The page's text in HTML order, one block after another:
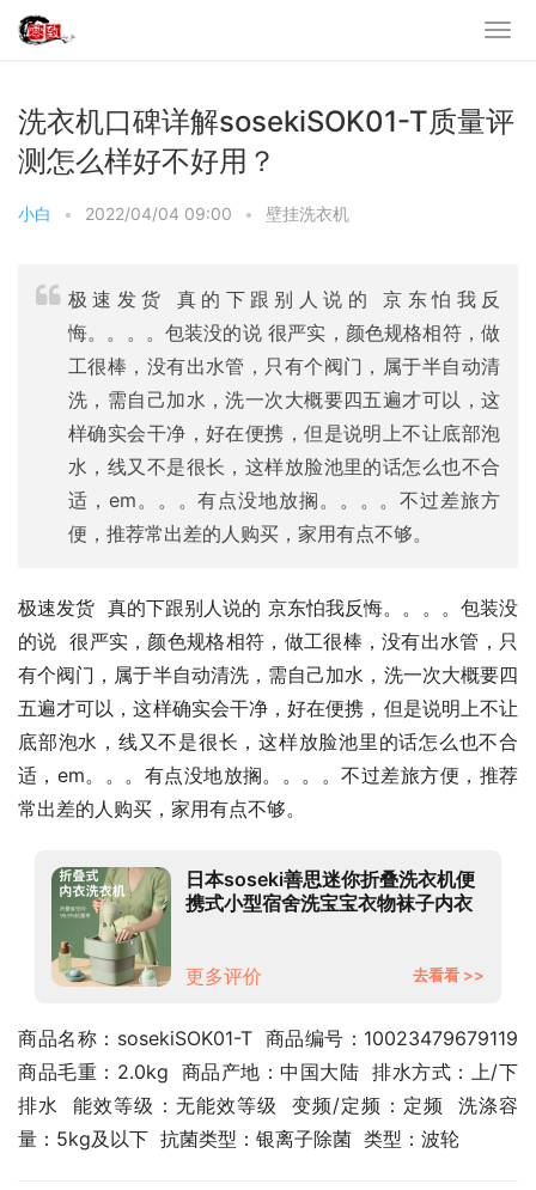
洗衣机口碑详解sosekiSOK01-T质量评
测怎么样好不好用？
小白 • 2022/04/04 09:00 • 壁挂洗衣机
极速发货 真的下跟别人说的 京东怕我反
悔。。。。包装没的说 很严实，颜色规格相符，做
工很棒，没有出水管，只有个阀门，属于半自动清
洗，需自己加水，洗一次大概要四五遍才可以，这
样确实会干净，好在便携，但是说明上不让底部泡
水，线又不是很长，这样放脸池里的话怎么也不合
适，em。。。有点没地放搁。。。。不过差旅方
便，推荐常出差的人购买，家用有点不够。
极速发货  真的下跟别人说的 京东怕我反悔。。。。包装没
的说  很严实，颜色规格相符，做工很棒，没有出水管，只
有个阀门，属于半自动清洗，需自己加水，洗一次大概要四
五遍才可以，这样确实会干净，好在便携，但是说明上不让
底部泡水，线又不是很长，这样放脸池里的话怎么也不合
适，em。。。有点没地放搁。。。。不过差旅方便，推荐
常出差的人购买，家用有点不够。
日本soseki善思迷你折叠洗衣机便
携式小型宿舍洗宝宝衣物袜子内衣
更多评价 去看看 >>
商品名称：sosekiSOK01-T  商品编号：10023479679119
商品毛重：2.0kg  商品产地：中国大陆  排水方式：上/下
排水  能效等级：无能效等级  变频/定频：定频  洗涤容
量：5kg及以下  抗菌类型：银离子除菌  类型：波轮